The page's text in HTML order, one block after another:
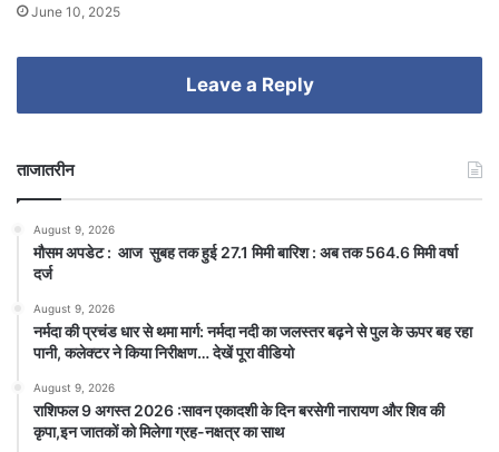
June 10, 2025
Leave a Reply
ताजातरीन
August 9, 2026
मौसम अपडेट : आज सुबह तक हुई 27.1 मिमी बारिश : अब तक 564.6 मिमी वर्षा
दर्ज
August 9, 2026
नर्मदा की प्रचंड धार से थमा मार्ग: नर्मदा नदी का जलस्तर बढ़ने से पुल के ऊपर बह रहा
पानी, कलेक्टर ने किया निरीक्षण… देखें पूरा वीडियो
August 9, 2026
राशिफल 9 अगस्त 2026 :सावन एकादशी के दिन बरसेगी नारायण और शिव की
कृपा,इन जातकों को मिलेगा ग्रह-नक्षत्र का साथ